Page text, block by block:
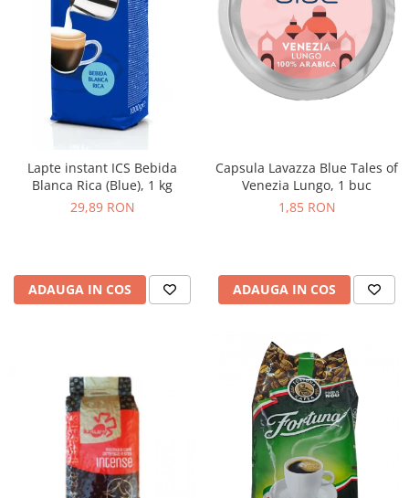
Lapte instant ICS Bebida
Blanca Rica (Blue), 1 kg
29,89 RON
ADAUGA IN COS
Capsula Lavazza Blue Tales of
Venezia Lungo, 1 buc
1,85 RON
ADAUGA IN COS